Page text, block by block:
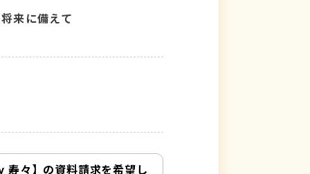
将来に備えて